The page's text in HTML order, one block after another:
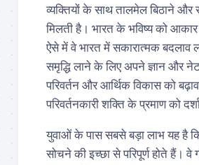
व्यक्तियों के साथ तालमेल बिठाने और
मिलती है। भारत के भविष्य को आकार
ऐसे में वे भारत में सकारात्मक बदलाव
समृद्धि लाने के लिए अपने ज्ञान और
परिवर्तन और आर्थिक विकास को
परिवर्तनकारी शक्ति के प्रमाण को
युवाओं के पास सबसे बड़ा लाभ यह है
सोचने की इच्छा से परिपूर्ण होते हैं।